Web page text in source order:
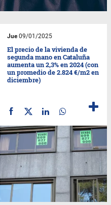
Jue09/01/2025
El precio de la vivienda de
segunda mano en Cataluña
aumenta un 2,3% en 2024 (con
un promedio de 2.824 €/m2 en
diciembre)